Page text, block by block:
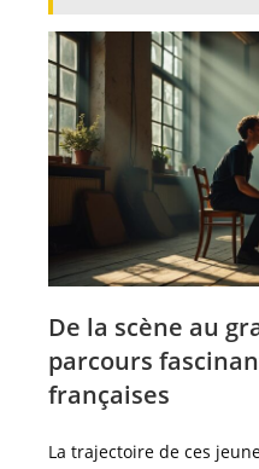
De la scène au
parcours
françaises
La trajectoire de ces